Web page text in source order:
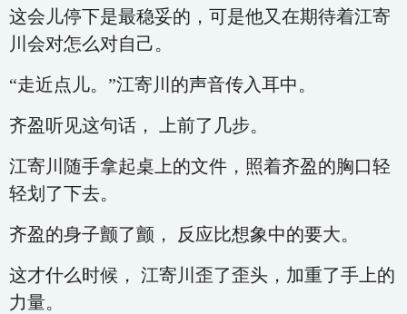
这会儿停下是最稳妥的，可是他又在期待着江寄
川会对怎么对自己。
“走近点儿。”江寄川的声音传入耳中。
齐盈听见这句话， 上前了几步。
江寄川随手拿起桌上的文件，照着齐盈的胸口轻
轻划了下去。
齐盈的身子颤了颤， 反应比想象中的要大。
这才什么时候， 江寄川歪了歪头，加重了手上的
力量。